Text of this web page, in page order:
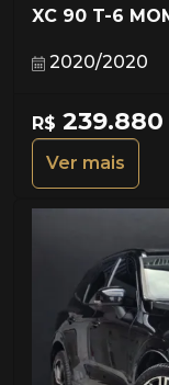
XC 90 T-6
2020/2020
R$ 239.880
Ver mais